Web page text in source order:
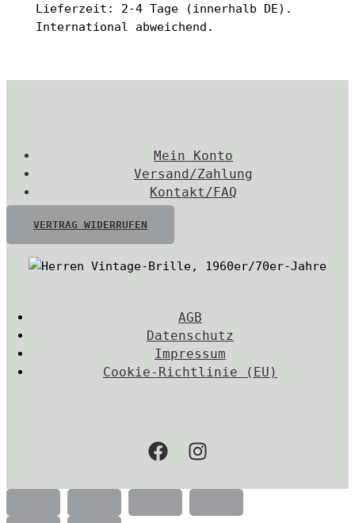
Lieferzeit: 2-4 Tage (innerhalb DE).
International abweichend.
Mein Konto
Versand/Zahlung
Kontakt/FAQ
VERTRAG WIDERRUFEN
AGB
Datenschutz
Impressum
Cookie-Richtlinie (EU)